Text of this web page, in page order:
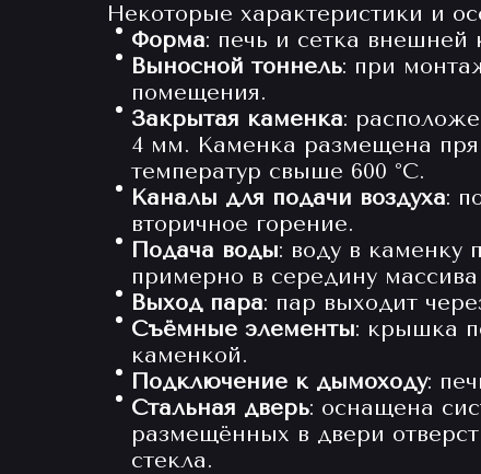
Некоторые характеристики и
Форма: печь и сетка
Выносной тоннель: при
помещения.
Закрытая каменка:
4 мм. Каменка размещена
температур свыше 600 °С.
Каналы для подачи воздуха:
вторичное горение.
Подача воды: воду в каменку
примерно в середину
Выход пара: пар выходит
Съёмные элементы: крышка
каменкой.
Подключение к дымоходу:
Стальная дверь: оснащена
размещённых в двери
стекла.